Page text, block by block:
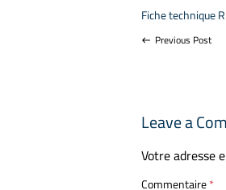
Fiche technique
west Previous Post
Leave a
Votre adresse
Commentaire*